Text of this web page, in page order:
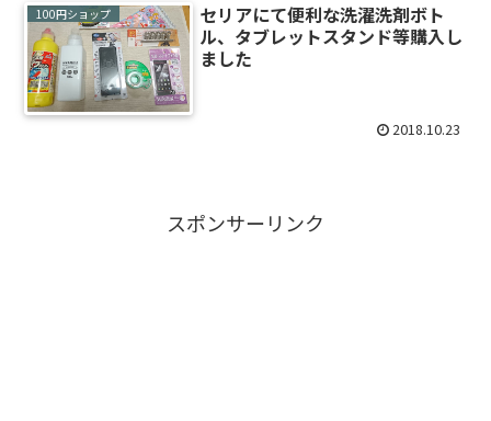
100円ショップ
セリアにて便利な洗濯洗剤ボト
ル、タブレットスタンド等購入し
ました
2018.10.23
スポンサーリンク